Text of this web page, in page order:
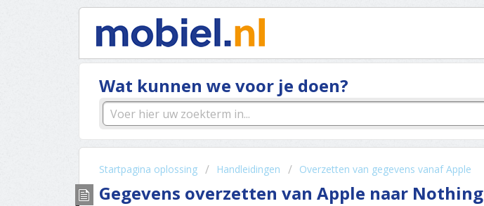
Wat kunnen we voor je doen?
Startpagina oplossing Handleidingen Overzetten van gegevens vanaf Apple
Gegevens overzetten van Apple naar Nothing